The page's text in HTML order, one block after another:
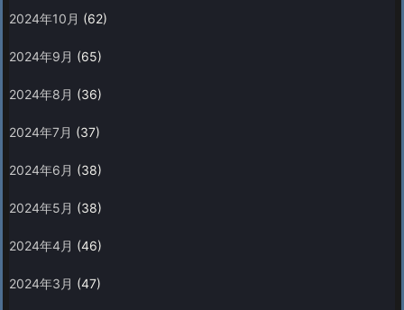
2024年10月 (62)
2024年9月 (65)
2024年8月 (36)
2024年7月 (37)
2024年6月 (38)
2024年5月 (38)
2024年4月 (46)
2024年3月 (47)